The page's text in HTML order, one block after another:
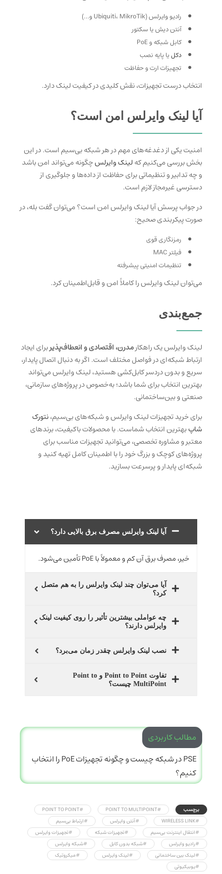
رادیو وایرلس (Ubiquiti، MikroTik و…)
آنتن دیش یا سکتور
کابل شبکه و PoE
دکلیا پایه نصب
تجهیزات ارت و حفاظت
انتخاب درست تجهیزات، نقش کلیدی در کیفیت لینک دارد.
آیا لینک وایرلس امن است؟
امنیت یکی از دغدغه‌های مهم در هر شبکه بی‌سیم است. در این
بخش بررسی می‌کنیم که لینک وایرلسچگونه می‌تواند امن باشد
و چه تدابیر و تنظیماتی برای حفاظت از داده‌ها و جلوگیری از
دسترسی غیرمجاز لازم است.
در جواب پرسش آیا لینک وایرلس امن است؟ می‌توان گفت بله، در
صورت پیکربندی صحیح:
رمزنگاری قوی
فیلتر MAC
تنظیمات امنیتی پیشرفته
می‌توان لینک وایرلس را کاملاً امن و قابل‌اطمینان کرد.
جمع‌بندی
لینک وایرلس یک راهکارمدرن، اقتصادی و انعطاف‌پذیربرای ایجاد
ارتباط شبکه‌ای در فواصل مختلف است. اگر به دنبال اتصال پایدار،
سریع و بدون دردسر کابل‌کشی هستید، لینک وایرلس می‌تواند
بهترین انتخاب برای شما باشد؛ به‌خصوص در پروژه‌های سازمانی،
صنعتی و بین‌ساختمانی.
برای خرید تجهیزات لینک وایرلس و شبکه‌های بی‌سیم،نتورک
شاپبهترین انتخاب شماست. با محصولات باکیفیت، برندهای
معتبر و مشاوره تخصصی، می‌توانید تجهیزات مناسب برای
پروژه‌های کوچک و بزرگ خود را با اطمینان کامل تهیه کنید و
شبکه‌ای پایدار و پرسرعت بسازید.
آیا لینک وایرلس مصرف برق بالایی دارد؟
خیر، مصرف برق آن کم و معمولاً با PoE تأمین می‌شود.
آیا می‌توان چند لینک وایرلس را به هم متصل
کرد؟
چه عواملی بیشترین تأثیر را روی کیفیت لینک
وایرلس دارند؟
نصب لینک وایرلس چقدر زمان می‌برد؟
تفاوت Point to Point و Point to
MultiPoint چیست؟
مطالب کاربردی
PSE در شبکه چیست و چگونه تجهیزات PoE را انتخاب
کنیم؟
برچسب #POINT TO MULTIPOINT
#POINT TO POINT
#WIRELESS LINK
#آنتن وایرلس
#ارتباط بی‌سیم
#انتقال اینترنت بی‌سیم
#تجهیزات شبکه
#تجهیزات وایرلس
#رادیو وایرلس
#شبکه بدون کابل
#شبکه وایرلس
#لینک بین ساختمانی
#لینک وایرلس
#میکروتیک
#یوبیکیوتی